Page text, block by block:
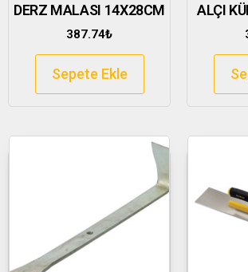
DERZ MALASI 14X28CM
387.74₺
Sepete Ekle
ALÇI